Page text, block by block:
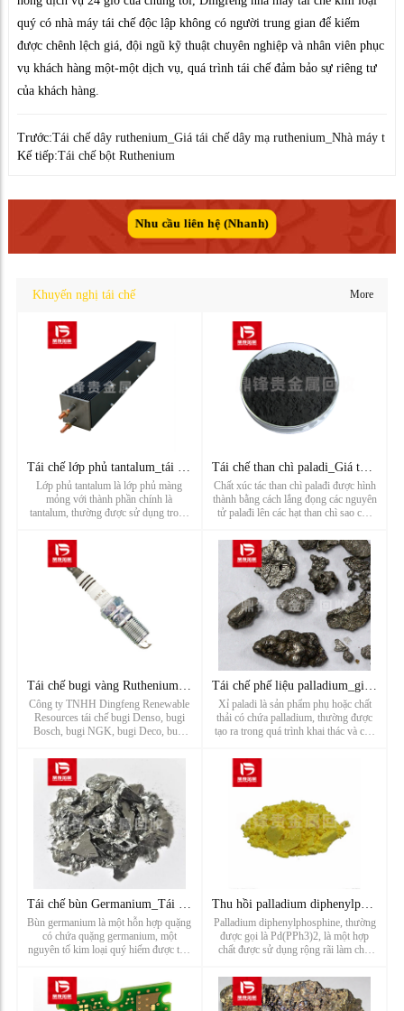
quý có nhà máy tái chế độc lập không có người trung gian để kiếm
được chênh lệch giá, đội ngũ kỹ thuật chuyên nghiệp và nhân viên phục
vụ khách hàng một-một dịch vụ, quá trình tái chế đảm bảo sự riêng tư
của khách hàng.
Trước:Tái chế dây ruthenium_Giá tái chế dây mạ ruthenium_Nhà máy t
Kế tiếp:Tái chế bột Ruthenium
Nhu cầu liên hệ (Nhanh)
Khuyến nghị tái chế More
Lớp phủ tantalum là lớp phủ màng
mỏng với thành phần chính là
tantalum, thường được sử dụng trong
Tantalum là kim loại hiếm có tính ổn
định hóa học tuyệt vời, điểm nóng
chảy cao và khả năng chống ăn mòn.
Tái chế than chì paladi_Giá tái chế than chì paladi_Nhà máy
Chất xúc tác than chì palađi được hình
thành bằng cách lắng đọng các nguyên
tử palađi lên các hạt than chì sao cho
và có độ đồng đều cao trên bề mặt
than chì. Điều này làm cho chất xúc
tác có hoạt tính...
Công ty TNHH Dingfeng Renewable
Resources tái chế bugi Denso, bugi
Bosch, bugi NGK, bugi Deco, bugi
bugi iridi, bugi bạch kim, bugi bạch
kim iridi, bugi bạch kim đôi, bugi
Iridium đôi, bugi LYNK&CO, bugi ...
Xỉ paladi là sản phẩm phụ hoặc chất
thải có chứa palladium, thường được
tạo ra trong quá trình khai thác và chế
dùng để chỉ cặn, chất thải hoặc cặn thải
được tạo ra trong quá trình sản xuất
hoặc sử dụng ki...
Bùn germanium là một hỗn hợp quặng
có chứa quặng germanium, một
nguyên tố kim loại quý hiếm được tìm
germanium thường chứa một tỷ lệ nhất
định của quặng germanium, phổ
Thu hồi palladium diphenylphosphine
Palladium diphenylphosphine, thường
được gọi là Pd(PPh3)2, là một hợp
chất được sử dụng rộng rãi làm chất
trong hóa học hữu cơ. Nó bao gồm
palladium (Pd), phốt pho (P) và hai
nhóm phenyl (C6H5) được kết nố...